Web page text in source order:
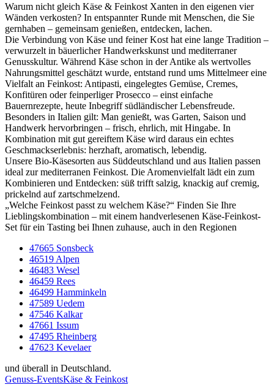
Warum nicht gleich Käse & Feinkost Xanten in den eigenen vier
Wänden verkosten? In entspannter Runde mit Menschen, die Sie
gernhaben – gemeinsam genießen, entdecken, lachen.
Die Verbindung von Käse und feiner Kost hat eine lange Tradition –
verwurzelt in bäuerlicher Handwerkskunst und mediterraner
Genusskultur. Während Käse schon in der Antike als wertvolles
Nahrungsmittel geschätzt wurde, entstand rund ums Mittelmeer eine
Vielfalt an Feinkost: Antipasti, eingelegtes Gemüse, Cremes,
Konfitüren oder feinperliger Prosecco – einst einfache
Bauernrezepte, heute Inbegriff südländischer Lebensfreude.
Besonders in Italien gilt: Man genießt, was Garten, Saison und
Handwerk hervorbringen – frisch, ehrlich, mit Hingabe. In
Kombination mit gut gereiftem Käse wird daraus ein echtes
Geschmackserlebnis: herzhaft, aromatisch, lebendig.
Unsere Bio-Käsesorten aus Süddeutschland und aus Italien passen
ideal zur mediterranen Feinkost. Die Aromenvielfalt lädt ein zum
Kombinieren und Entdecken: süß trifft salzig, knackig auf cremig,
prickelnd auf zartschmelzend.
„Welche Feinkost passt zu welchem Käse?“ Finden Sie Ihre
Lieblingskombination – mit einem handverlesenen Käse-Feinkost-
Set für ein Tasting bei Ihnen zuhause, auch in den Regionen
47665 Sonsbeck
46519 Alpen
46483 Wesel
46459 Rees
46499 Hamminkeln
47589 Uedem
47546 Kalkar
47661 Issum
47495 Rheinberg
47623 Kevelaer
und überall in Deutschland.
Genuss-EventsKäse & Feinkost